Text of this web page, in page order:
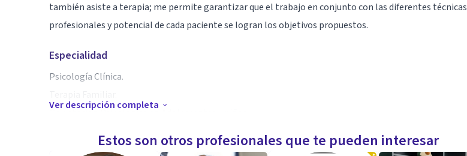
también asiste a terapia; me permite garantizar que el trabajo en conjunto con las diferentes técnicas
profesionales y potencial de cada paciente se logran los objetivos propuestos.
Especialidad
Psicología Clínica.
Orientación Psicológica en Adolescentes y niños.
Orientación Psicológica en autoestima
Ver descripción completa
Estos son otros profesionales que te pueden interesar